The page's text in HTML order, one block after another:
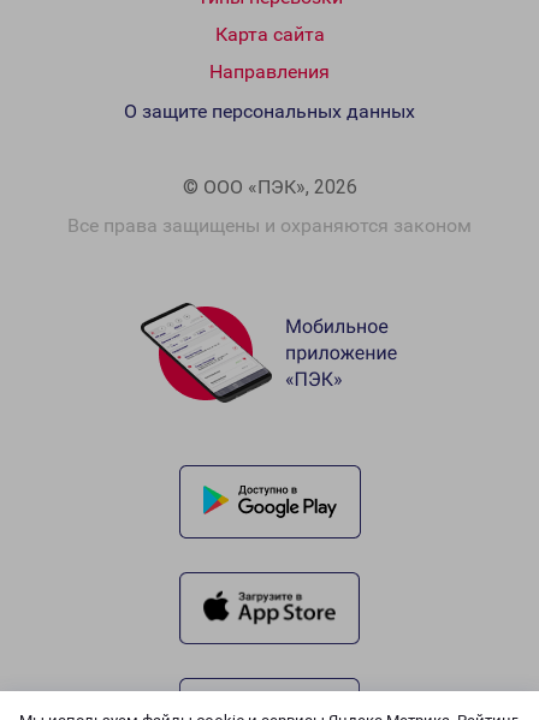
Карта сайта
Направления
© ООО «ПЭК», 2026
Все права защищены и охраняются законом
О защите персональных данных